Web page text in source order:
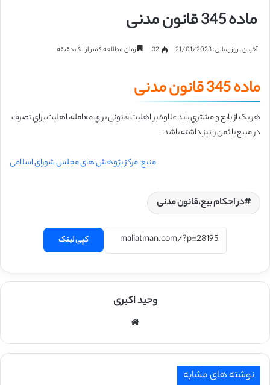
ماده 345 قانون مدنی
آخرین بروزرسانی: 21/01/2023 32 زمان مطالعه کمتر از یک دقیقه
ماده 345 قانون مدنی
هر یک از بایع و مشتري باید علاوه بر اهلیت قانونی براي معامله، اهلیت براي تصرف
درمبیع یا ثمن را نیز داشته باشد.
منبع: مرکز پژوهش های مجلس شورای اسلامی
در احکام بیع،قانون مدنی
کپی لینک
وحید اکبری
نوشته های مشابه